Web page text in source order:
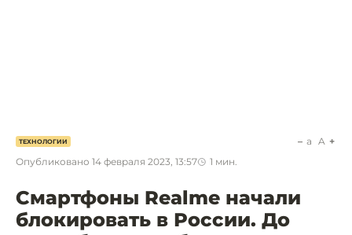
ТЕХНОЛОГИИ
Опубликовано 14 февраля 2023, 13:57 1 мин.
a A
Смартфоны Realme начали
блокировать в России. До